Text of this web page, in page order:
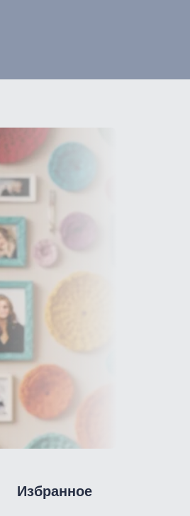
Избранное